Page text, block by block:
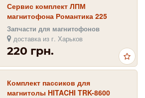
Сервис комплект ЛПМ
магнитофона Романтика 225
Стерео
Запчасти для магнитофонов
доставка из г. Харьков
220 грн.
Комплект пассиков для
магнитолы HITACHI TRK-8600